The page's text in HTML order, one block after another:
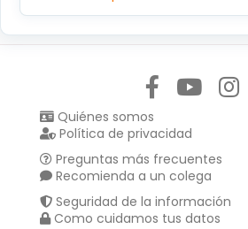
Quiénes somos
Política de privacidad
Preguntas más frecuentes
Recomienda a un colega
Seguridad de la información
Como cuidamos tus datos